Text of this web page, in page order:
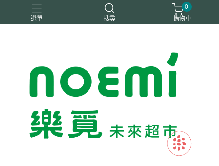
選單 搜尋
0
購物車